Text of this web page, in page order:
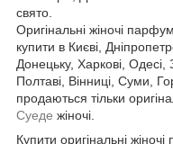
свято.
Оригінальні жіночі
купити в Києві,
Донецьку, Харкові, Одесі,
Полтаві, Вінниці, Суми,
продаються тільки
Суеде жіночі.
Купити оригінальні